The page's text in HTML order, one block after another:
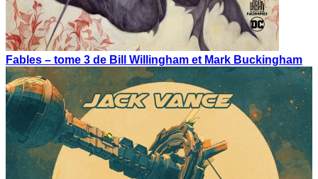
Fables – tome 3 de Bill Willingham et Mark Buckingham